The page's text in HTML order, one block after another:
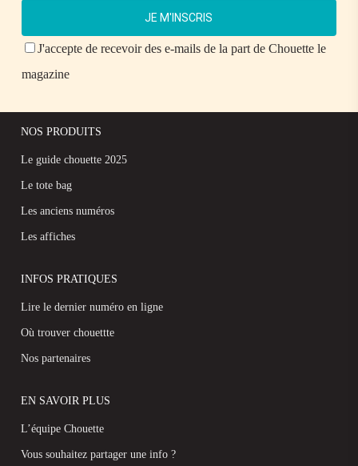
J'accepte de recevoir des e-mails de la part de Chouette le
magazine
NOS PRODUITS
Le guide chouette 2025
Le tote bag
Les anciens numéros
Les affiches
INFOS PRATIQUES
Lire le dernier numéro en ligne
Où trouver chouettte
Nos partenaires
EN SAVOIR PLUS
L’équipe Chouette
Vous souhaitez partager une info ?